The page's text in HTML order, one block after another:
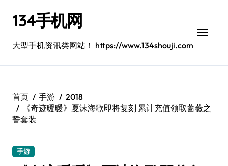
134手机网
大型手机资讯类网站！ https://www.134shouji.com
首页 手游
2018
《奇迹暖暖》夏沫海歌即将复刻 累计充值领取蔷薇之
誓套装
手游